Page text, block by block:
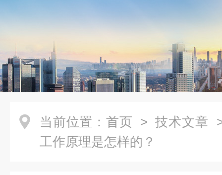
当前位置： 首页 > 技术文章
工作原理是怎样的？